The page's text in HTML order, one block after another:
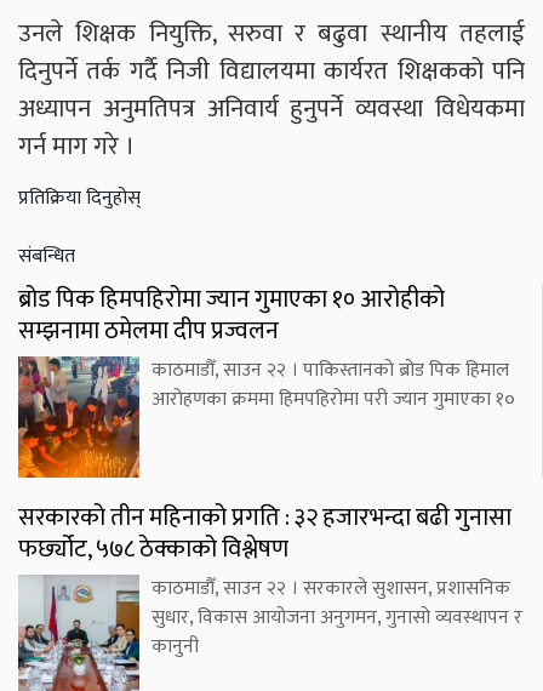
उनले शिक्षक नियुक्ति, सरुवा र बढुवा स्थानीय तहलाई
दिनुपर्ने तर्क गर्दै निजी विद्यालयमा कार्यरत शिक्षकको पनि
अध्यापन अनुमतिपत्र अनिवार्य हुनुपर्ने व्यवस्था विधेयकमा
गर्न माग गरे ।
प्रतिक्रिया दिनुहोस्
संबन्धित
ब्रोड पिक हिमपहिरोमा ज्यान गुमाएका १० आरोहीको
सम्झनामा ठमेलमा दीप प्रज्वलन
काठमाडौँ, साउन २२ । पाकिस्तानको ब्रोड पिक हिमाल
आरोहणका क्रममा हिमपहिरोमा परी ज्यान गुमाएका १०
सरकारको तीन महिनाको प्रगति : ३२ हजारभन्दा बढी गुनासा
फर्छ्योट, ५७८ ठेक्काको विश्लेषण
काठमाडौँ, साउन २२ । सरकारले सुशासन, प्रशासनिक
सुधार, विकास आयोजना अनुगमन, गुनासो व्यवस्थापन र
कानुनी